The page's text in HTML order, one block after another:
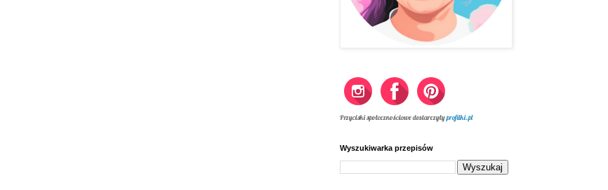
Przyciski społecznościowe dostarczyłyprofilki.pl
Wyszukiwarka przepisów